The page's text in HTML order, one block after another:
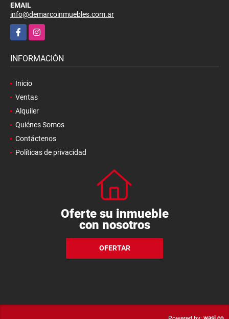
EMAIL
info@demarcoinmuebles.com.ar
FacebookInstagram
INFORMACIÓN
Inicio
Ventas
Alquiler
Quiénes Somos
Contáctenos
Políticas de privacidad
Oferte su inmueble
con nosotros
OFERTAR